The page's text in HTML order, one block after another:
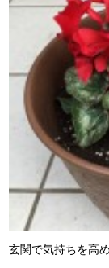
玄関で気持ちを高